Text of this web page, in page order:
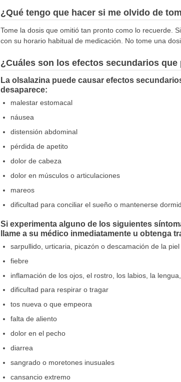
¿Qué tengo que hacer si me olvido de
Tome la dosis que omitió tan pronto como lo recuerde.
con su horario habitual de medicación. No tome una
¿Cuáles son los efectos secundarios
La olsalazina puede causar efectos
desaparece:
malestar estomacal
náusea
distensión abdominal
pérdida de apetito
dolor de cabeza
dolor en músculos o articulaciones
mareos
dificultad para conciliar el sueño o mantenerse
Si experimenta alguno de los siguientes
llame a su médico inmediatamente u obtenga
sarpullido, urticaria, picazón o descamación de la
fiebre
inflamación de los ojos, el rostro, los labios, la
dificultad para respirar o tragar
tos nueva o que empeora
falta de aliento
dolor en el pecho
diarrea
sangrado o moretones inusuales
cansancio extremo